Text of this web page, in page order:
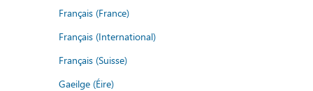
Français (France)
Français (International)
Français (Suisse)
Gaeilge (Éire)